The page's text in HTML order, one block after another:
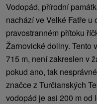
Vodopád, přírodní
nachází ve Velké Fatře u
pravostranném přítoku
Žarnovické doliny. Tento
715 m, není zakreslen v
pokud ano, tak
značce z Turčianských
vodopád je asi 200 m od